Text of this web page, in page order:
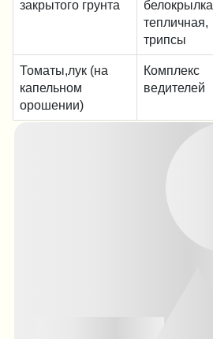
закрытого грунта
белокрылка
тепличная,
трипсы
Томаты,лук (на
капельном
орошении)
Комплекс
ведителей